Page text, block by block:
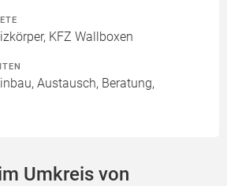
KFZ Wallboxen
Austausch, Beratung,
Umkreis von